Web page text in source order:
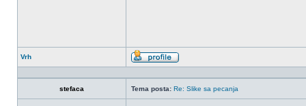
Vrh
Profil
stefaca Tema posta: Re: Slike sa pecanja